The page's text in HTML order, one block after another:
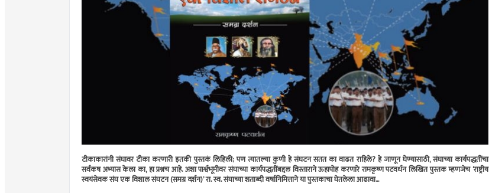
टीकाकारांनी संघावर टीका करणारी इतकी पुस्तकं लिहिली; पण त्यातल्या कुणी हे संघटन सतत का वाढत राहिले? हे जाणून घेण्यासाठी, संघाच्या कार्यपद्धतींचा
सर्वंकष अभ्यास केला का, हा प्रश्नच आहे. अशा पार्श्वभूमीवर संघाच्या कार्यपद्धतींबद्दल विस्ताराने ऊहापोह करणारे रामकृष्ण पटवर्धन लिखित पुस्तक म्हणजेच ‌‘राष्ट्रीय
स्वयंसेवक संघ एक विशाल संघटन (समग्र दर्शन)‌’ रा. स्व. संघाच्या शताब्दी वर्षानिमित्ताने या पुस्तकाचा घेतलेला आढावा...